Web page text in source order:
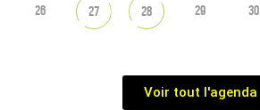
26 27 28 29 30
Voir tout l'agenda